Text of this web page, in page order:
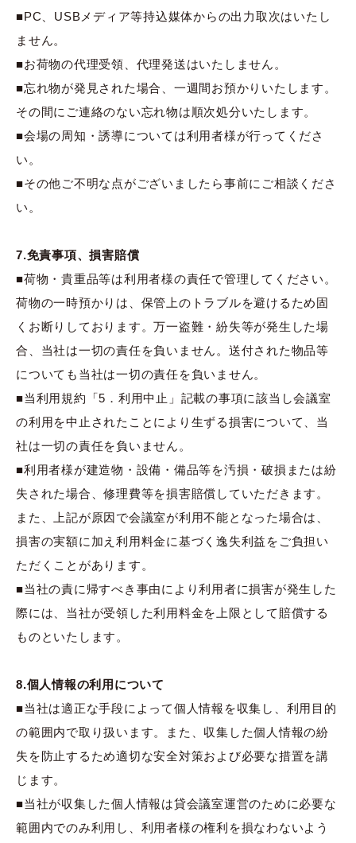
■PC、USBメディア等持込媒体からの出力取次はいたし
ません。
■お荷物の代理受領、代理発送はいたしません。
■忘れ物が発見された場合、一週間お預かりいたします。
その間にご連絡のない忘れ物は順次処分いたします。
■会場の周知・誘導については利用者様が行ってくださ
い。
■その他ご不明な点がございましたら事前にご相談くださ
い。
7.免責事項、損害賠償
■荷物・貴重品等は利用者様の責任で管理してください。
荷物の一時預かりは、保管上のトラブルを避けるため固
くお断りしております。万一盗難・紛失等が発生した場
合、当社は一切の責任を負いません。送付された物品等
についても当社は一切の責任を負いません。
■当利用規約「5．利用中止」記載の事項に該当し会議室
の利用を中止されたことにより生ずる損害について、当
社は一切の責任を負いません。
■利用者様が建造物・設備・備品等を汚損・破損または紛
失された場合、修理費等を損害賠償していただきます。
また、上記が原因で会議室が利用不能となった場合は、
損害の実額に加え利用料金に基づく逸失利益をご負担い
ただくことがあります。
■当社の責に帰すべき事由により利用者に損害が発生した
際には、当社が受領した利用料金を上限として賠償する
ものといたします。
8.個人情報の利用について
■当社は適正な手段によって個人情報を収集し、利用目的
の範囲内で取り扱います。また、収集した個人情報の紛
失を防止するため適切な安全対策および必要な措置を講
じます。
■当社が収集した個人情報は貸会議室運営のために必要な
範囲内でのみ利用し、利用者様の権利を損なわないよう